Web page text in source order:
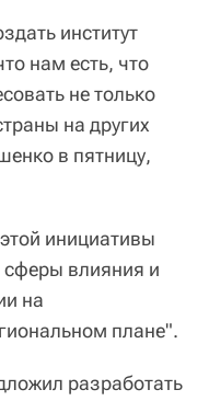
институт
нам есть, что
не только
на других
в пятницу,
инициативы
влияния и
на
плане".
разработать